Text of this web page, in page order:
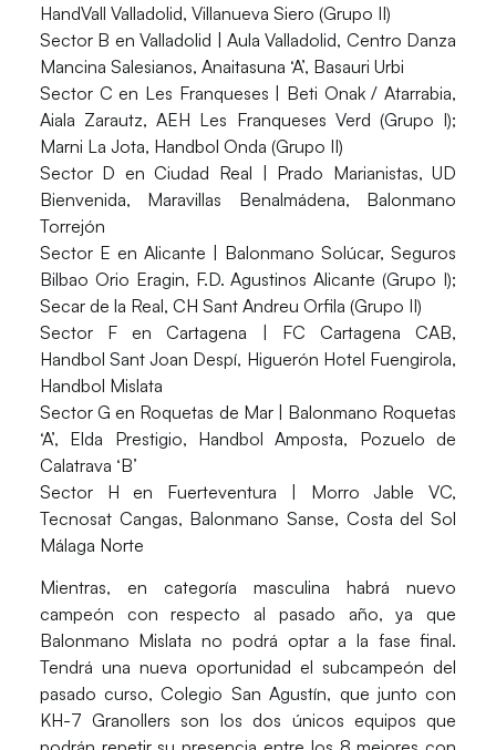
HandVall Valladolid, Villanueva Siero (Grupo II)
Sector B en Valladolid | Aula Valladolid, Centro Danza
Mancina Salesianos, Anaitasuna ‘A’, Basauri Urbi
Sector C en Les Franqueses | Beti Onak / Atarrabia,
Aiala Zarautz, AEH Les Franqueses Verd (Grupo I);
Marni La Jota, Handbol Onda (Grupo II)
Sector D en Ciudad Real | Prado Marianistas, UD
Bienvenida, Maravillas Benalmádena, Balonmano
Torrejón
Sector E en Alicante | Balonmano Solúcar, Seguros
Bilbao Orio Eragin, F.D. Agustinos Alicante (Grupo I);
Secar de la Real, CH Sant Andreu Orfila (Grupo II)
Sector F en Cartagena | FC Cartagena CAB,
Handbol Sant Joan Despí, Higuerón Hotel Fuengirola,
Handbol Mislata
Sector G en Roquetas de Mar | Balonmano Roquetas
‘A’, Elda Prestigio, Handbol Amposta, Pozuelo de
Calatrava ‘B’
Sector H en Fuerteventura | Morro Jable VC,
Tecnosat Cangas, Balonmano Sanse, Costa del Sol
Málaga Norte
Mientras, en categoría masculina habrá nuevo
campeón con respecto al pasado año, ya que
Balonmano Mislata no podrá optar a la fase final.
Tendrá una nueva oportunidad el subcampeón del
pasado curso, Colegio San Agustín, que junto con
KH-7 Granollers son los dos únicos equipos que